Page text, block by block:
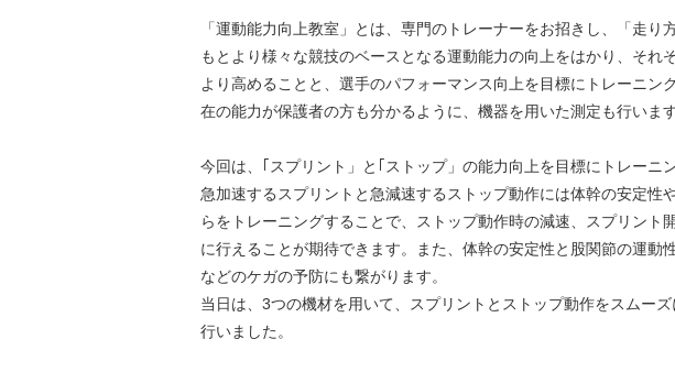
「運動能力向上教室」とは、専門のトレーナーをお招きし、「走
もとより様々な競技のベースとなる運動能力の向上をはかり、それ
より高めることと、選手のパフォーマンス向上を目標にトレーニン
在の能力が保護者の方も分かるように、機器を用いた測定も行います
今回は、｢スプリント」と｢ストップ」の能力向上を目標にトレーニ
急加速するスプリントと急減速するストップ動作には体幹の安定性
らをトレーニングすることで、ストップ動作時の減速、スプリント
に行えることが期待できます。また、体幹の安定性と股関節の運動
などのケガの予防にも繋がります。
当日は、3つの機材を用いて、スプリントとストップ動作をスムー
行いました。